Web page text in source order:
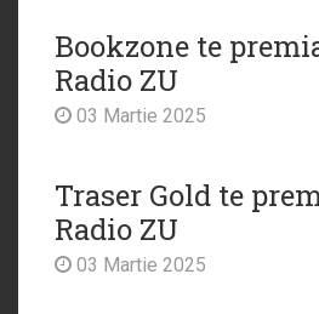
Bookzone te
Radio ZU
03 Martie 2025
Traser Gold te
Radio ZU
03 Martie 2025